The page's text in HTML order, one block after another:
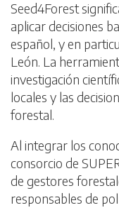
Seed4Forest
aplicar decisiones
español, y en
León. La
investigación
locales y las
forestal.
Al integrar los
consorcio de
de gestores
responsables de